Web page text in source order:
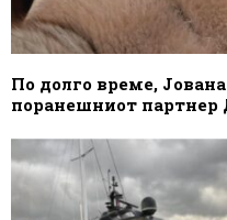
По долго време,
поранешниот партнер